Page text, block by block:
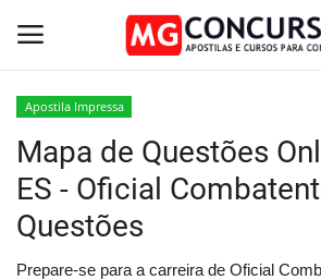
Home
Apostilas PDF
Apostila Impressa
Apostila Impressa
Mapa de Questões
ES - Oficial
Questões
Prepare-se para a carreira de Oficial